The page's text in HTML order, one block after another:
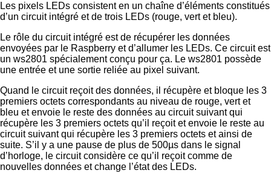
Les pixels LEDs consistent en un chaîne d’éléments constitués
d’un circuit intégré et de trois LEDs (rouge, vert et bleu).
Le rôle du circuit intégré est de récupérer les données
envoyées par le Raspberry et d’allumer les LEDs. Ce circuit est
un ws2801 spécialement conçu pour ça. Le ws2801 possède
une entrée et une sortie reliée au pixel suivant.
Quand le circuit reçoit des données, il récupère et bloque les 3
premiers octets correspondants au niveau de rouge, vert et
bleu et envoie le reste des données au circuit suivant qui
récupère les 3 premiers octets qu’il reçoit et envoie le reste au
circuit suivant qui récupère les 3 premiers octets et ainsi de
suite. S’il y a une pause de plus de 500µs dans le signal
d’horloge, le circuit considère ce qu’il reçoit comme de
nouvelles données et change l’état des LEDs.